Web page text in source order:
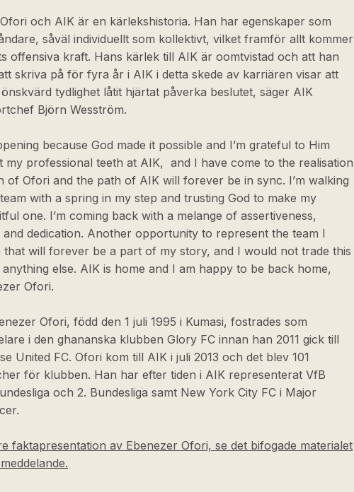
och AIK är en kärlekshistoria. Han har egenskaper som
såväl individuellt som kollektivt, vilket framför allt kommer
offensiva kraft. Hans kärlek till AIK är oomtvistad och att han
skriva på för fyra år i AIK i detta skede av karriären visar att
tydlighet låtit hjärtat påverka beslutet, säger AIK
Björn Wesström.
because God made it possible and I’m grateful to Him
my professional teeth at AIK, and I have come to the realisation
of Ofori and the path of AIK will forever be in sync. I’m walking
with a spring in my step and trusting God to make my
one. I’m coming back with a melange of assertiveness,
and dedication. Another opportunity to represent the team I
that will forever be a part of my story, and I would not trade this
else. AIK is home and I am happy to be back home,
Ofori.
Ofori, född den 1 juli 1995 i Kumasi, fostrades som
i den ghananska klubben Glory FC innan han 2011 gick till
United FC. Ofori kom till AIK i juli 2013 och det blev 101
för klubben. Han har efter tiden i AIK representerat VfB
och 2. Bundesliga samt New York City FC i Major
faktapresentation av Ebenezer Ofori, se det bifogade materialet